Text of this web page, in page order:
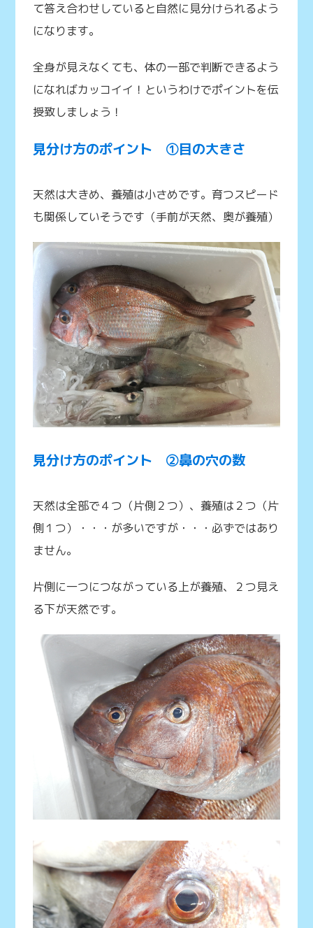
て答え合わせしていると自然に見分けられるよう
になります。
全身が見えなくても、体の一部で判断できるよう
になればカッコイイ！というわけでポイントを伝
授致しましょう！
見分け方のポイント ①目の大きさ
天然は大きめ、養殖は小さめです。育つスピード
も関係していそうです（手前が天然、奥が養殖）
見分け方のポイント ②鼻の穴の数
天然は全部で４つ（片側２つ）、養殖は２つ（片
側１つ）・・・が多いですが・・・必ずではあり
ません。
片側に一つにつながっている上が養殖、２つ見え
る下が天然です。